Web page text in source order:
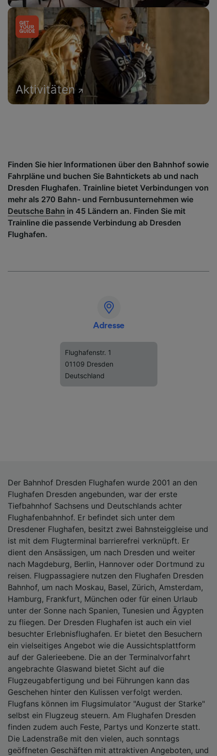
Aktivitäten
Finden Sie hier Informationen über den Bahnhof sowie
Fahrpläne und buchen Sie Bahntickets ab und nach
Dresden Flughafen. Trainline bietet Verbindungen von
mehr als 270 Bahn- und Fernbusunternehmen wie
Deutsche Bahn in 45 Ländern an. Finden Sie mit
Trainline die passende Verbindung ab Dresden
Flughafen.
Adresse
Flughafenstr. 1
01109 Dresden
Deutschland
Der Bahnhof Dresden Flughafen wurde 2001 an den
Flughafen Dresden angebunden, war der erste
Tiefbahnhof Sachsens und Deutschlands achter
Flughafenbahnhof. Er befindet sich unter dem
Dresdener Flughafen, besitzt zwei Bahnsteiggleise und
ist mit dem Flugterminal barrierefrei verknüpft. Er
dient den Ansässigen, um nach Dresden und weiter
nach Magdeburg, Berlin, Hannover oder Dortmund zu
reisen. Flugpassagiere nutzen den Flughafen Dresden
Bahnhof, um nach Moskau, Basel, Zürich, Amsterdam,
Hamburg, Frankfurt, München oder für einen Urlaub
unter der Sonne nach Spanien, Tunesien und Ägypten
zu fliegen. Der Dresden Flughafen ist auch ein viel
besuchter Erlebnisflughafen. Er bietet den Besuchern
ein vielseitiges Angebot wie die Aussichtsplattform
auf der Galerieebene. Die an der Terminalvorfahrt
angebrachte Glaswand bietet Sicht auf die
Flugzeugabfertigung und bei Führungen kann das
Geschehen hinter den Kulissen verfolgt werden.
Flugfans können im Flugsimulator "August der Starke"
selbst ein Flugzeug steuern. Am Flughafen Dresden
finden zudem auch Feste, Partys und Konzerte statt.
Die Ladenstraße mit den vielen, auch sonntags
geöffneten Geschäften mit attraktiven Angeboten, und